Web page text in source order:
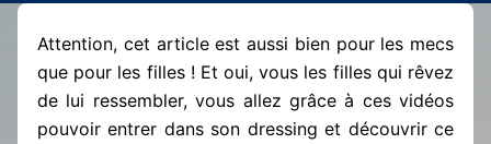
Attention, cet article est aussi bien pour les mecs
que pour les filles ! Et oui, vous les filles qui rêvez
de lui ressembler, vous allez grâce à ces vidéos
pouvoir entrer dans son dressing et découvrir ce